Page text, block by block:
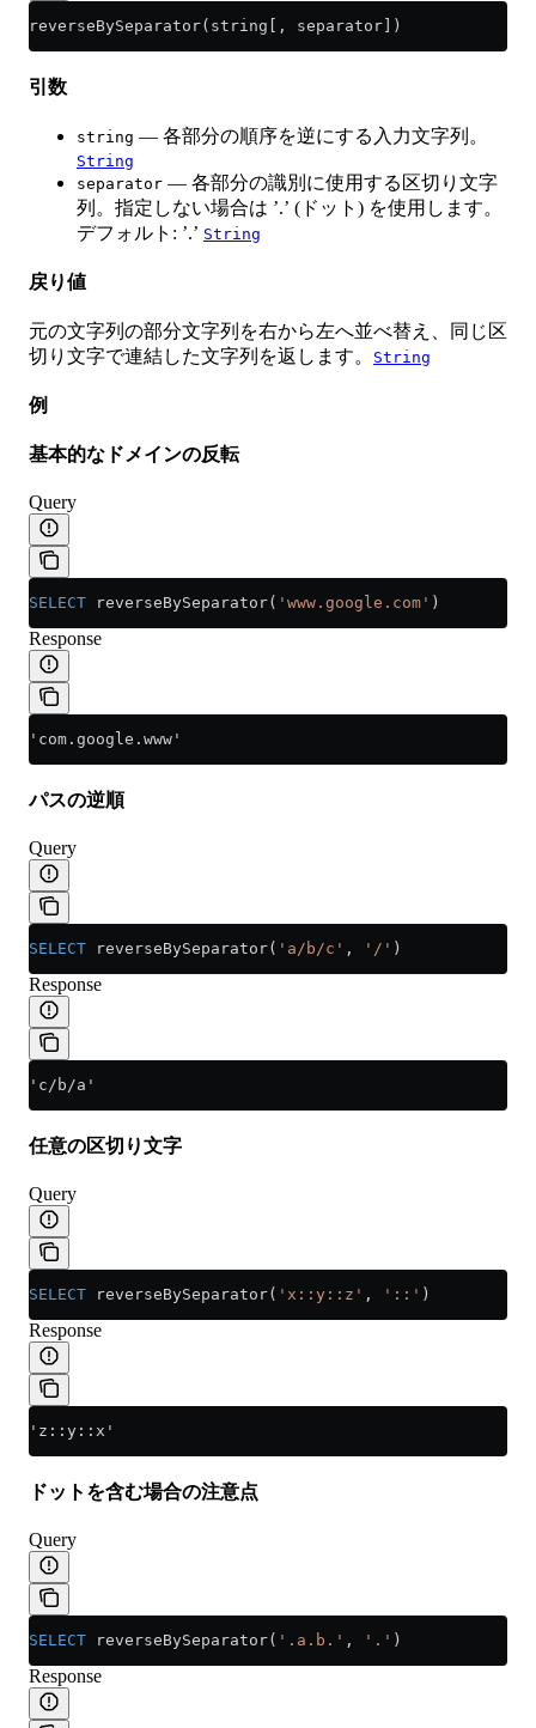
reverseBySeparator(string[, separator])
引数
string — 各部分の順序を逆にする入力文字列。
String
separator — 各部分の識別に使用する区切り文字
列。指定しない場合は ’.’ (ドット) を使用します。
デフォルト: ’.’ String
戻り値
元の文字列の部分文字列を右から左へ並べ替え、同じ区
切り文字で連結した文字列を返します。
String
例
基本的なドメインの反転
Query
SELECT reverseBySeparator( 'www.google.com' )
Response
'com.google.www'
パスの逆順
Query
SELECT reverseBySeparator( 'a/b/c' , '/' )
Response
'c/b/a'
任意の区切り文字
Query
SELECT reverseBySeparator( 'x::y::z' , '::' )
Response
'z::y::x'
ドットを含む場合の注意点
Query
SELECT reverseBySeparator( '.a.b.' , '.' )
Response